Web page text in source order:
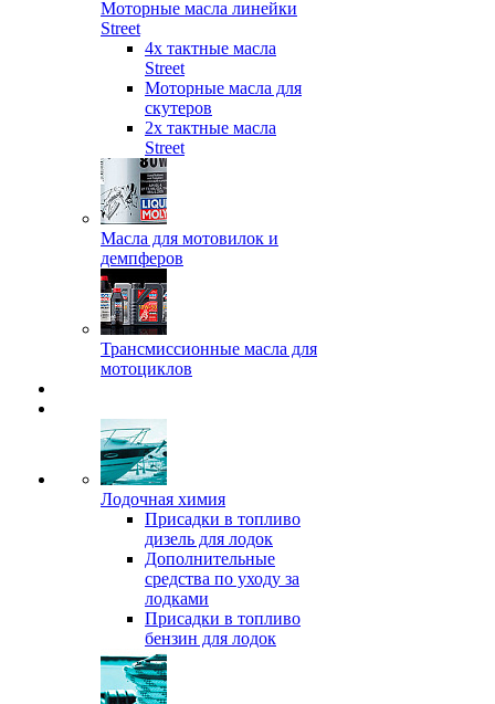
Моторные масла линейки
Street
4х тактные масла
Street
Моторные масла для
скутеров
2х тактные масла
Street
Масла для мотовилок и
демпферов
Трансмиссионные масла для
мотоциклов
Лодочная химия
Присадки в топливо
дизель для лодок
Дополнительные
средства по уходу за
лодками
Присадки в топливо
бензин для лодок